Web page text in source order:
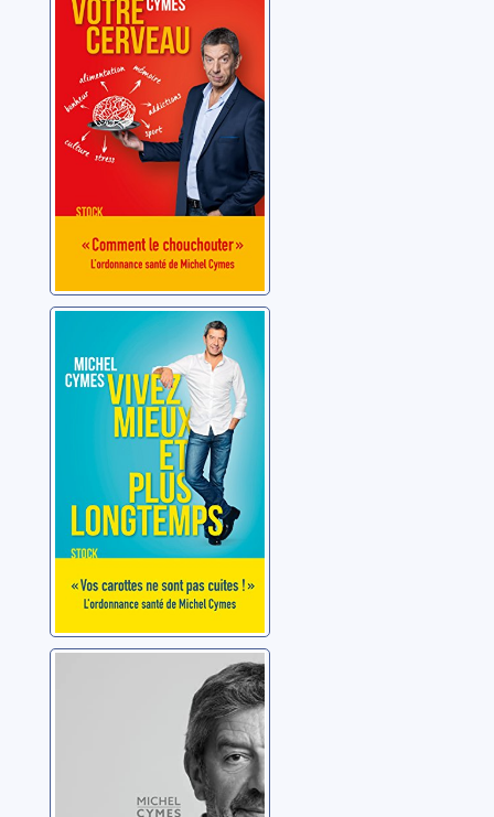
Cymes, Michel
Vivez mieux et
plus longtemps
Cymes, Michel
Cymes, Michel